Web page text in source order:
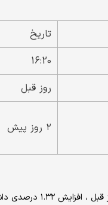
تاریخ
16:20
روز قبل
۲ روز پیش